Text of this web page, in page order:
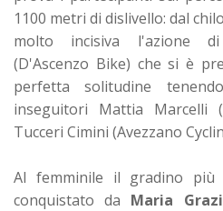
1100 metri di dislivello: dal
molto incisiva l'azione
(D'Ascenzo Bike) che si è
perfetta solitudine
inseguitori Mattia Marcelli
Tucceri Cimini (Avezzano
Al femminile il gradino
conquistato da Maria